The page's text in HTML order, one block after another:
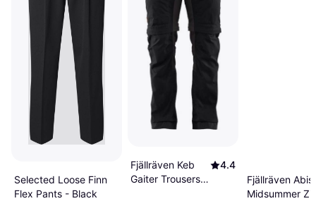
Selected Loose Finn
Flex Pants - Black
Fjällräven Keb
Gaiter Trousers -
4.4
Fjällräven
Midsummer